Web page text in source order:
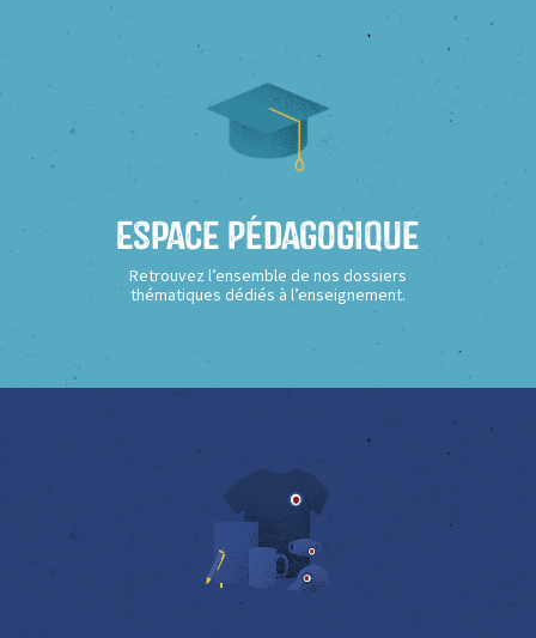
Espace Pédagogique
Retrouvez l’ensemble de nos dossiers
thématiques dédiés à l’enseignement.